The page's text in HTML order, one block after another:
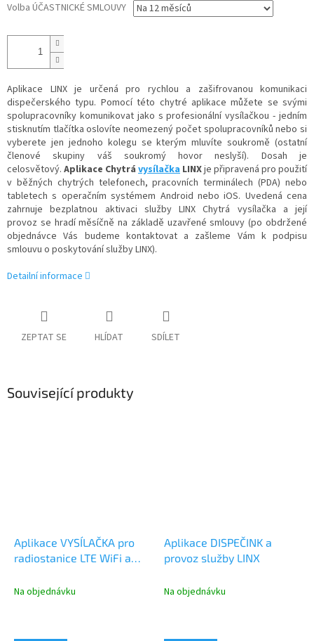
Volba ÚČASTNICKÉ SMLOUVY
Aplikace LINX je určená pro rychlou a zašifrovanou komunikaci
dispečerského typu. Pomocí této chytré aplikace můžete se svými
spolupracovníky komunikovat jako s profesionální vysílačkou - jedním
stisknutím tlačítka oslovíte neomezený počet spolupracovníků nebo si
vyberete jen jednoho kolegu se kterým mluvíte soukromě (ostatní
členové skupiny váš soukromý hovor neslyší). Dosah je
celosvětový. Aplikace Chytrá vysílačka LINXje připravená pro použití
v běžných chytrých telefonech, pracovních terminálech (PDA) nebo
tabletech s operačním systémem Android nebo iOS. Uvedená cena
zahrnuje bezplatnou aktivaci služby LINX Chytrá vysílačka a její
provoz se hradí měsíčně na základě uzavřené smlouvy (po obdržené
objednávce Vás budeme kontaktovat a zašleme Vám k podpisu
smlouvu o poskytování služby LINX).
Detailní informace
ZEPTAT SE HLÍDAT SDÍLET
Související produkty
Aplikace VYSÍLAČKA pro
radiostanice LTE WiFi a
Na objednávku
Aplikace DISPEČINK a
provoz služby LINX
Na objednávku